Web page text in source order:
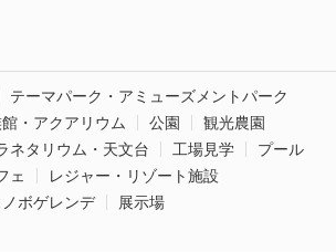
テーマパーク・アミューズメントパーク
・アクアリウム 公園
観光農園
ネタリウム・天文台 工場見学
プール
ェ
レジャー・リゾート施設
ボゲレンデ
展示場